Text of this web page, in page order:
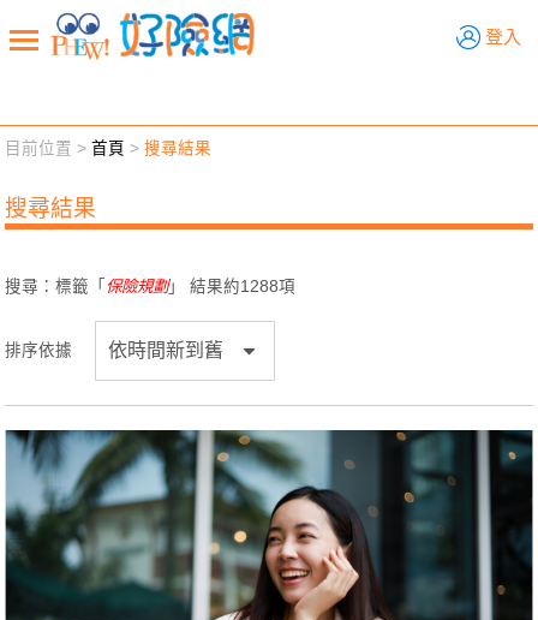
登入
新聞觀點 業務交流
退休先準備 好險學堂 輔銷工具 活動專區
目前位置 >首頁 >搜尋結果
搜尋結果
搜尋：標籤「 保險規劃」 結果約1288項
排序依據